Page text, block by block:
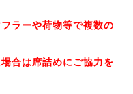
ラーや荷物等で複数の
合は席詰めにご協力を